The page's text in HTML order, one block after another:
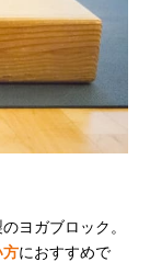
ヨガブロック。
方におすすめで